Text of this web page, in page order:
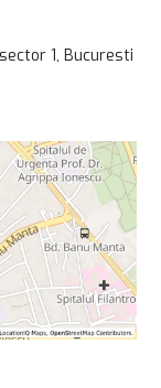
1, Bucuresti